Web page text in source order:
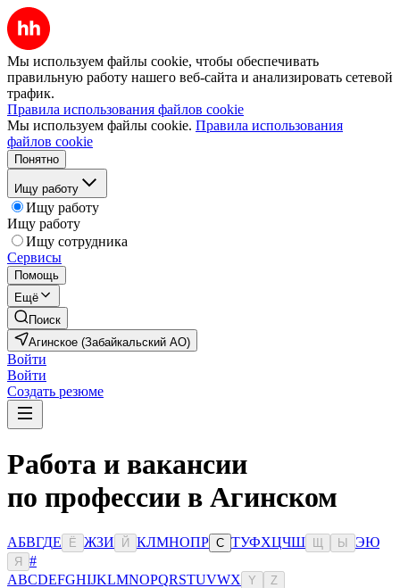
Мы используем файлы cookie, чтобы обеспечивать
правильную работу нашего веб-сайта и анализировать сетевой
трафик.
Правила использования файлов cookie
Мы используем файлы cookie. Правила использования
файлов cookie
Понятно
Ищу работу
Ищу работу
Ищу работу
Ищу сотрудника
Сервисы
Помощь
Ещё
Поиск
Агинское (Забайкальский АО)
Войти
Войти
Создать резюме
Работа и вакансии
по профессии в Агинском
АБВГДЕ Ё ЖЗИ Й КЛМНОПР С ТУФХЦЧШ Ы ЭЮ
Я
#
ABCDEFGHIJKLMNOPQRSTUVWX Y Z